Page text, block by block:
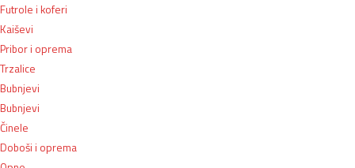
Futrole i koferi
Kaiševi
Pribor i oprema
Trzalice
Bubnjevi
Bubnjevi
Činele
Doboši i oprema